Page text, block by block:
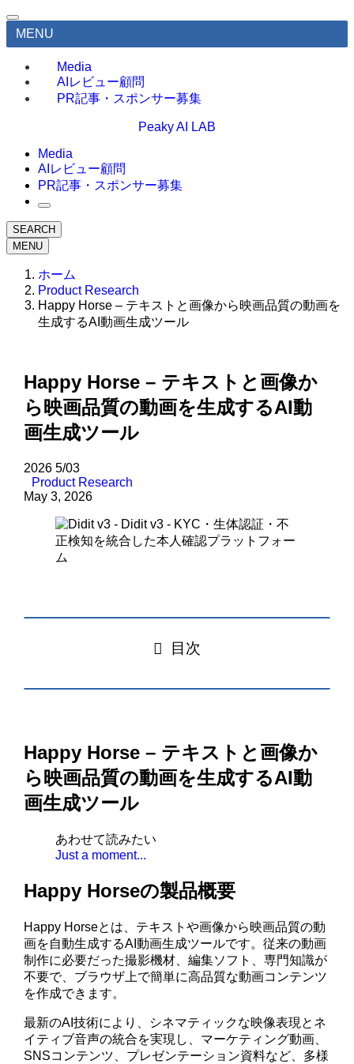
MENU
Media
AIレビュー顧問
PR記事・スポンサー募集
Peaky AI LAB
Media
AIレビュー顧問
PR記事・スポンサー募集
SEARCH
MENU
ホーム
Product Research
Happy Horse – テキストと画像から映画品質の動画を
生成するAI動画生成ツール
Happy Horse – テキストと画像か
ら映画品質の動画を生成するAI動
画生成ツール
2026 5/03
Product Research
May 3, 2026
目次
Happy Horse – テキストと画像か
ら映画品質の動画を生成するAI動
画生成ツール
あわせて読みたい
Just a moment...
Happy Horseの製品概要
Happy Horseとは、テキストや画像から映画品質の動
画を自動生成するAI動画生成ツールです。従来の動画
制作に必要だった撮影機材、編集ソフト、専門知識が
不要で、ブラウザ上で簡単に高品質な動画コンテンツ
を作成できます。
最新のAI技術により、シネマティックな映像表現とネ
イティブ音声の統合を実現し、マーケティング動画、
SNSコンテンツ、プレゼンテーション資料など、多様